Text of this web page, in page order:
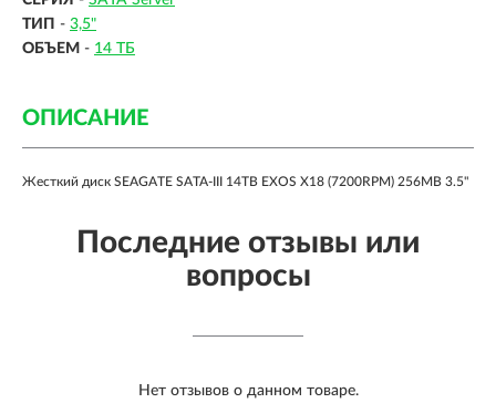
ТИП - 3,5"
ОБЪЕМ - 14 ТБ
ОПИСАНИЕ
Жесткий диск SEAGATE SATA-III 14TB EXOS X18 (7200RPM) 256MB 3.5"
Последние отзывы или
вопросы
Нет отзывов о данном товаре.